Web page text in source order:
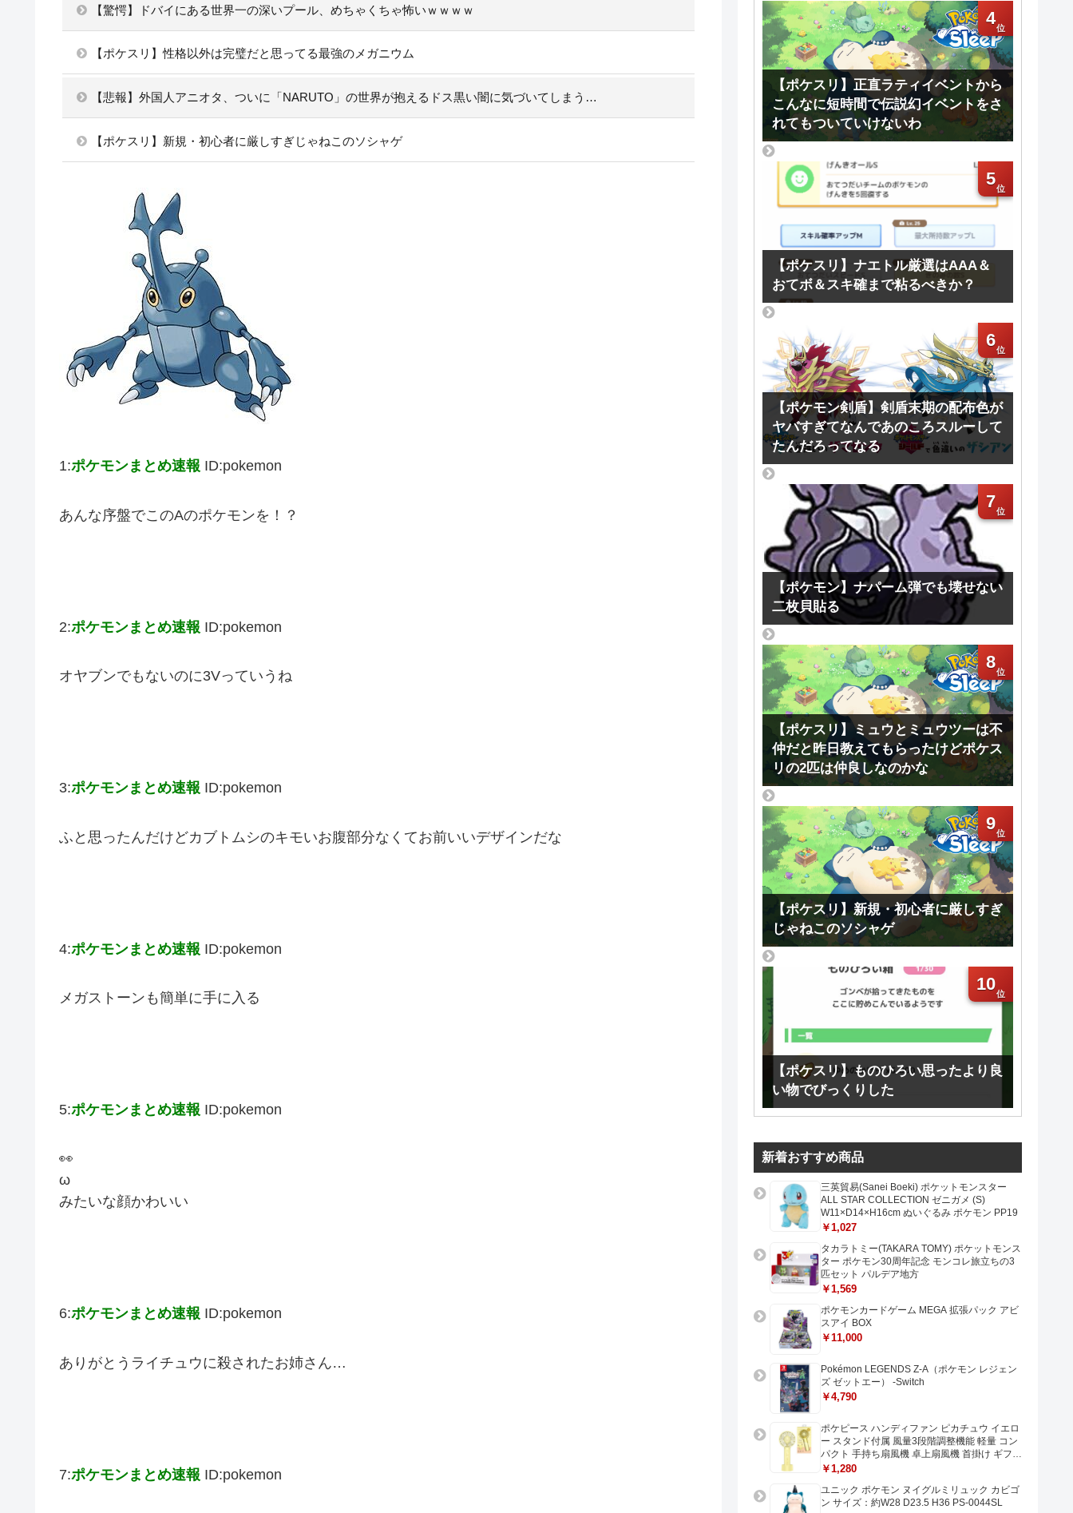
【驚愕】ドバイにある世界一の深いプール、めちゃくちゃ怖いｗｗｗｗ
【ポケスリ】性格以外は完璧だと思ってる最強のメガニウム
【悲報】外国人アニオタ、ついに「NARUTO」の世界が抱えるドス黒い闇に気づいてしまう…
【ポケスリ】新規・初心者に厳しすぎじゃねこのソシャゲ
1:ポケモンまとめ速報 ID:pokemon
あんな序盤でこのAのポケモンを！？
2:ポケモンまとめ速報 ID:pokemon
オヤブンでもないのに3Vっていうね
3:ポケモンまとめ速報 ID:pokemon
ふと思ったんだけどカブトムシのキモいお腹部分なくてお前いいデザインだな
4:ポケモンまとめ速報 ID:pokemon
メガストーンも簡単に手に入る
5:ポケモンまとめ速報 ID:pokemon
👀
ω
みたいな顔かわいい
6:ポケモンまとめ速報 ID:pokemon
ありがとうライチュウに殺されたお姉さん…
7:ポケモンまとめ速報 ID:pokemon
4
【ポケスリ】正直ラティイベントから
こんなに短時間で伝説幻イベントをさ
れてもついていけないわ
5
【ポケスリ】ナエトル厳選はAAA＆
おてボ＆スキ確まで粘るべきか？
6
【ポケモン剣盾】剣盾末期の配布色が
ヤバすぎてなんであのころスルーして
たんだろってなる
7
【ポケモン】ナパーム弾でも壊せない
二枚貝貼る
8
【ポケスリ】ミュウとミュウツーは不
仲だと昨日教えてもらったけどポケス
リの2匹は仲良しなのかな
9
【ポケスリ】新規・初心者に厳しすぎ
じゃねこのソシャゲ
10
【ポケスリ】ものひろい思ったより良
い物でびっくりした
新着おすすめ商品
三英貿易(Sanei Boeki) ポケットモンスター
ALL STAR COLLECTION ゼニガメ (S)
W11×D14×H16cm ぬいぐるみ ポケモン PP19
￥1,027
タカラトミー(TAKARA TOMY) ポケットモンス
ター ポケモン30周年記念 モンコレ旅立ちの3
匹セット パルデア地方
￥1,569
ポケモンカードゲーム MEGA 拡張パック アビ
スアイ BOX
￥11,000
Pokémon LEGENDS Z-A（ポケモン レジェン
ズ ゼットエー） -Switch
￥4,790
ポケピース ハンディファン ピカチュウ イエロ
ー スタンド付属 風量3段階調整機能 軽量 コン
パクト 手持ち扇風機 卓上扇風機 首掛け ギフト
プレゼントに最適 USB充電 Type-C対応
￥1,280
ユニック ポケモン ヌイグルミリュック カビゴ
ン サイズ：約W28 D23.5 H36 PS-0044SL